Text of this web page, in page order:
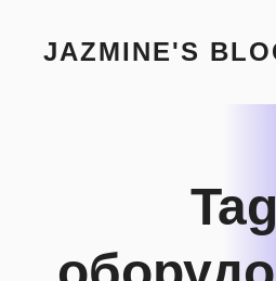
contentJAZMINE'S